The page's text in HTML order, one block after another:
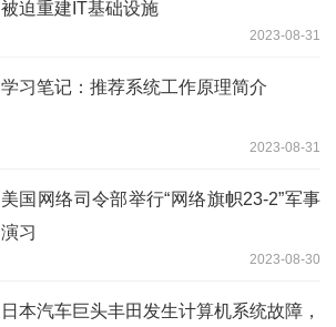
被迫重建IT基础设施
2023-08-31
学习笔记：推荐系统工作原理简介
2023-08-31
美国网络司令部举行“网络旗帜23-2”军事
演习
2023-08-30
日本汽车巨头丰田发生计算机系统故障，